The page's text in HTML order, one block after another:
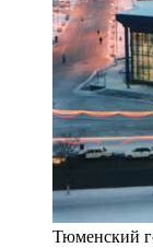
Тюменский